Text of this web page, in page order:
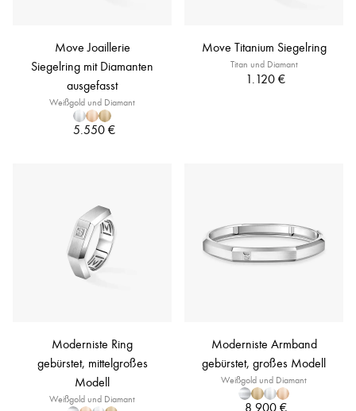
Move Joaillerie
Siegelring mit Diamanten
ausgefasst
Weißgold und Diamant
5.550 €
Move Titanium Siegelring
Titan und Diamant
1.120 €
Moderniste Ring
gebürstet, mittelgroßes
Modell
Weißgold und Diamant
Moderniste Armband
gebürstet, großes Modell
Weißgold und Diamant
8.900 €